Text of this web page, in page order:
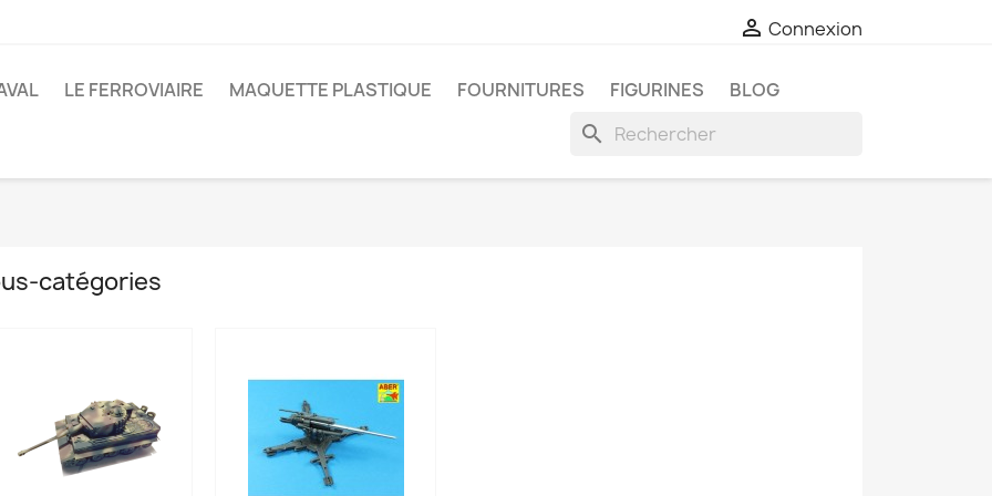
 Connexion
LE FERROVIAIRE MAQUETTE PLASTIQUE FOURNITURES FIGURINES BLOG
search
catégories